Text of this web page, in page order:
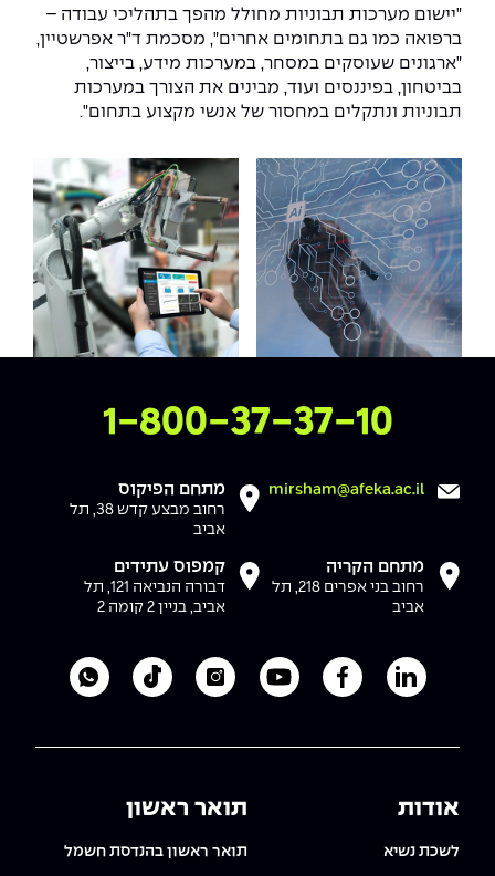
"יישום מערכות תבוניות מחולל מהפך בתהליכי עבודה –
ברפואה כמו גם בתחומים אחרים", מסכמת ד"ר אפרשטיין,
"ארגונים שעוסקים במסחר, במערכות מידע, בייצור,
בביטחון, בפיננסים ועוד, מבינים את הצורך במערכות
תבוניות ונתקלים במחסור של אנשי מקצוע בתחום".
צרו איתנו קשר
1-800-37-37-10
mirsham@afeka.ac.il מתחם הפיקוס
רחוב מבצע קדש 38, תל
אביב
מתחם הקריה
רחוב בני אפרים 218, תל
אביב
קמפוס עתידים
דבורה הנביאה 121, תל
אביב, בניין 2 קומה 2
לעמוד הלינקדאין של מכללת אפקה
לעמוד הפייסבוק של מכללת אפקה
לעמוד היוטיוב של מכללת אפקה
לעמוד האינסטגרם של
לעמוד הטיקטוק
אודות
לשכת נשיא
תואר ראשון
תואר ראשון בהנדסת חשמל